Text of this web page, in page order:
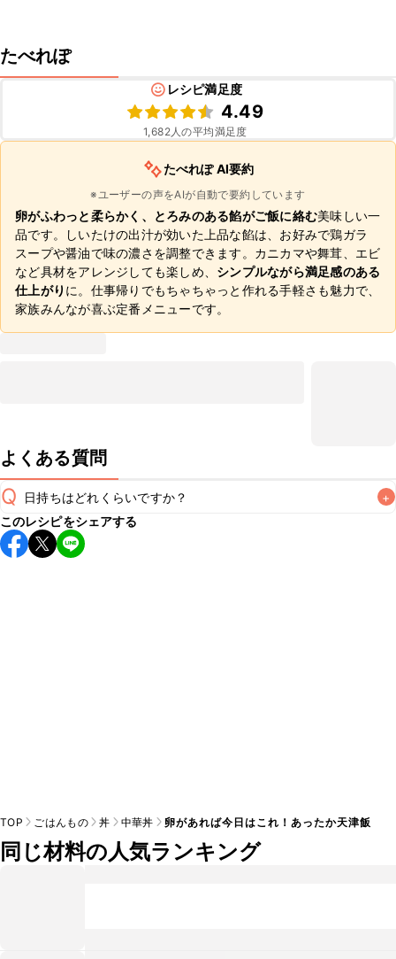
たべれぽ
レシピ満足度
4.49
1,682人の平均満足度
たべれぽ AI要約
※ユーザーの声をAIが自動で要約しています
卵がふわっと柔らかく、とろみのある餡がご飯に絡む美味しい一
品です。しいたけの出汁が効いた上品な餡は、お好みで鶏ガラ
スープや醤油で味の濃さを調整できます。カニカマや舞茸、エビ
など具材をアレンジしても楽しめ、 シンプルながら満足感のある
仕上がり に。仕事帰りでもちゃちゃっと作れる手軽さも魅力で、
家族みんなが喜ぶ定番メニューです。
よくある質問
Q 日持ちはどれくらいですか？ +
こちらのレシピは出来たてをお召し上がりいただくことをお
すすめします。
このレシピをシェアする
TOP ごはんもの 丼 中華丼 卵があれば今日はこれ！あったか天津飯
同じ材料の人気ランキング